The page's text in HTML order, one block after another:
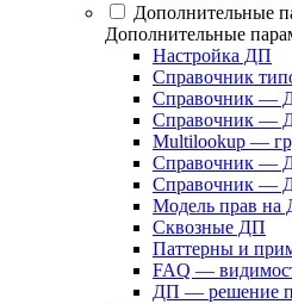
Дополнительные
Дополнительные
Настройка ДП
Справочник
Справочник —
Справочник —
Multilookup —
Справочник —
Справочник —
Модель прав на
Сквозные ДП
Паттерны и
FAQ —
ДП — решение